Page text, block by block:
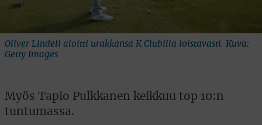
Oliver Lindell aloitti urakkansa K Clubilla loistavasti. Kuva:
Getty Images
Myös Tapio Pulkkanen keikkuu top 10:n
tuntumassa.